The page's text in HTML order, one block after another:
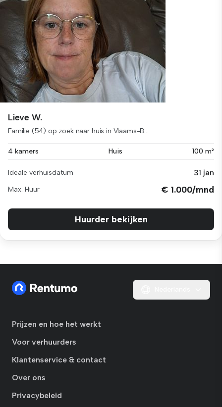
Lieve W.
Familie (54) op zoek naar huis in Vlaams-B...
4 kamers Huis 100 m²
Ideale verhuisdatum 31 jan
Max. Huur € 1.000/mnd
Huurder bekijken
Prijzen en hoe het werkt
Voor verhuurders
Klantenservice & contact
Over ons
Privacybeleid